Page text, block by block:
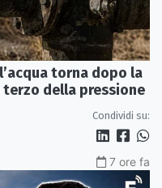
torna dopo la
terzo della pressione
Condividi su:
7 ore fa